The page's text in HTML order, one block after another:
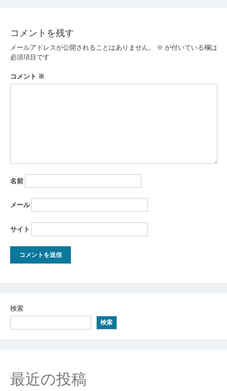
ビ
ゲ
ー
シ
コメントを残す
メールアドレスが公開されることはありません。 ※ が付いている欄は
必須項目です
コメント ※
名前
メール
サイト
検索
検索
最近の投稿